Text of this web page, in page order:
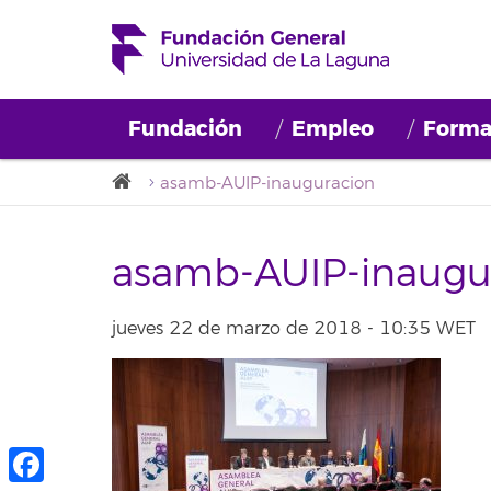
Fundación Empleo
asamb-AUIP-inauguracion
asamb-AUIP-
jueves 22 de marzo de 2018 - 10:35 WET